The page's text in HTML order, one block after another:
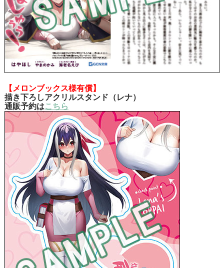
【メロンブックス様有償】
描き下ろしアクリルスタンド（レナ）
通販予約はこちら